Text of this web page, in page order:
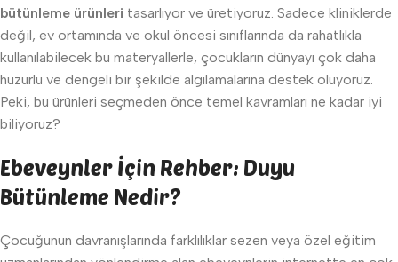
bütünleme ürünleri tasarlıyor ve üretiyoruz. Sadece kliniklerde
değil, ev ortamında ve okul öncesi sınıflarında da rahatlıkla
kullanılabilecek bu materyallerle, çocukların dünyayı çok daha
huzurlu ve dengeli bir şekilde algılamalarına destek oluyoruz.
Peki, bu ürünleri seçmeden önce temel kavramları ne kadar iyi
biliyoruz?
Ebeveynler İçin Rehber: Duyu
Bütünleme Nedir?
Çocuğunun davranışlarında farklılıklar sezen veya özel eğitim